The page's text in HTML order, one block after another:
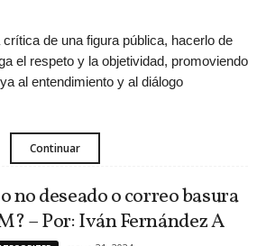
de una figura pública, hacerlo de
el respeto y la objetividad, promoviendo
al entendimiento y al diálogo
Continuar
no deseado o correo basura
– Por: Iván Fernández A